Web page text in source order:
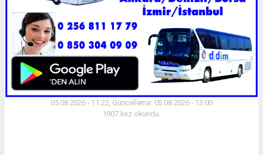
05.08.2026 - 11:22, Güncelleme: 05.08.2026 - 13:00
1907 kez okundu.